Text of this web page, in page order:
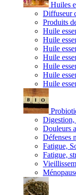
Huiles
Diffuseur
Produits
Huile
Huile
Huile
Huile
Huile
Huile
Huile
Digestion,
Douleurs
Défenses
Fatigue,
Fatigue,